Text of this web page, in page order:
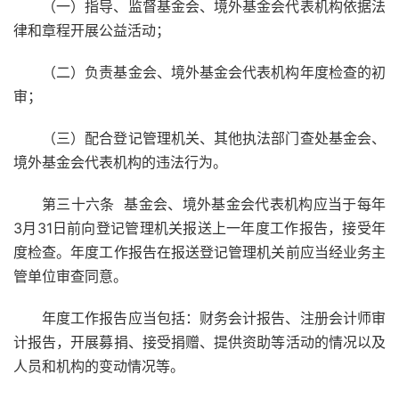
（一）指导、监督基金会、境外基金会代表机构依据法
律和章程开展公益活动；
（二）负责基金会、境外基金会代表机构年度检查的初
审；
（三）配合登记管理机关、其他执法部门查处基金会、
境外基金会代表机构的违法行为。
第三十六条 基金会、境外基金会代表机构应当于每年
3月31日前向登记管理机关报送上一年度工作报告，接受年
度检查。年度工作报告在报送登记管理机关前应当经业务主
管单位审查同意。
年度工作报告应当包括：财务会计报告、注册会计师审
计报告，开展募捐、接受捐赠、提供资助等活动的情况以及
人员和机构的变动情况等。